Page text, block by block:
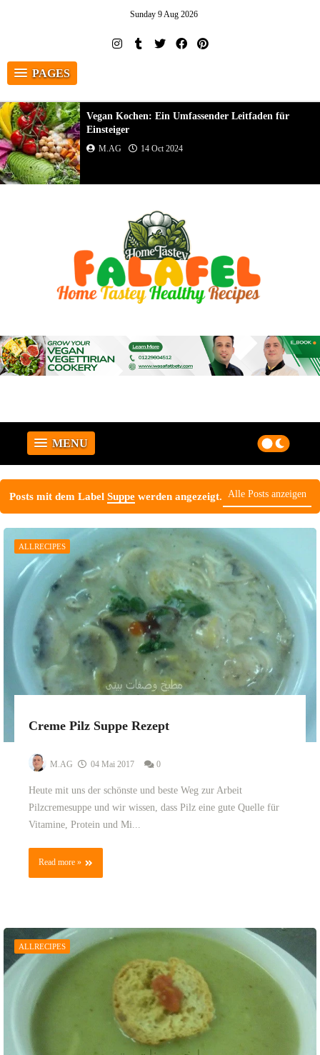
Sunday 9 Aug 2026
PAGES
Vegan Kochen: Ein Umfassender Leitfaden für
Einsteiger
M.AG 14 Oct 2024
MENU
Posts mit dem Label Suppe werden angezeigt. Alle Posts anzeigen
ALLRECIPES
Creme Pilz Suppe Rezept
M.AG 04 Mai 2017 0
Heute mit uns der schönste und beste Weg zur Arbeit
Pilzcremesuppe und wir wissen, dass Pilz eine gute Quelle für
Vitamine, Protein und Mi...
Read more »
ALLRECIPES